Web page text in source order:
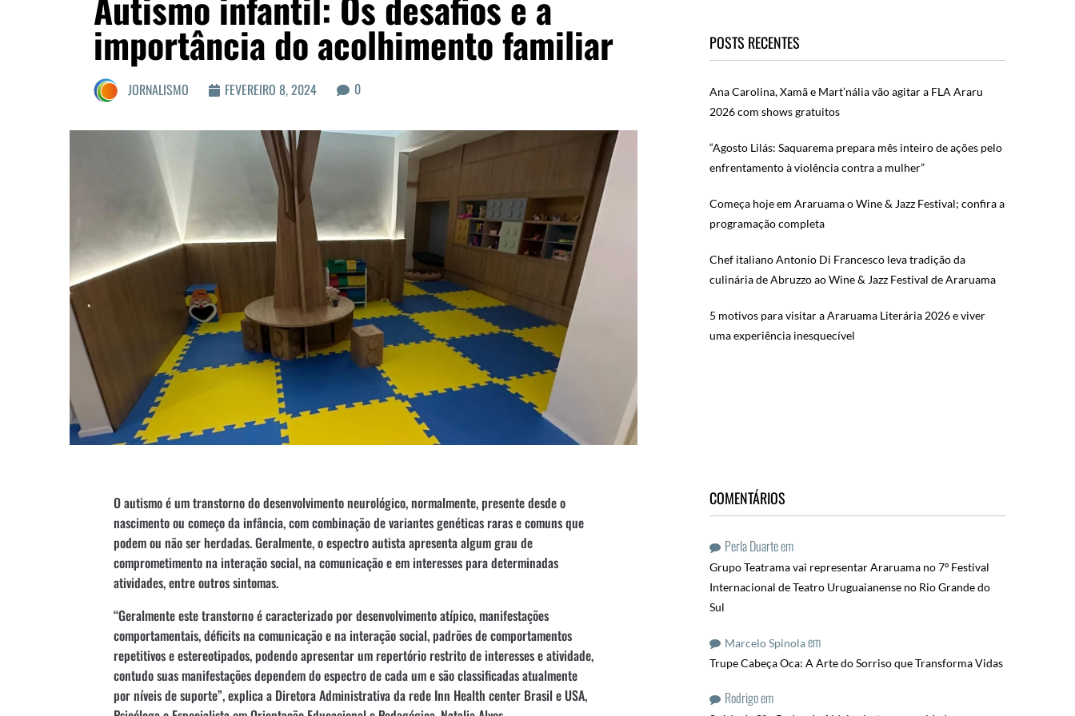
importância do acolhimento familiar
JORNALISMO FEVEREIRO 8, 2024 0
O autismo é um transtorno do desenvolvimento neurológico, normalmente, presente desde o
nascimento ou começo da infância, com combinação de variantes genéticas raras e comuns que
podem ou não ser herdadas. Geralmente, o espectro autista apresenta algum grau de
comprometimento na interação social, na comunicação e em interesses para determinadas
atividades, entre outros sintomas.
“Geralmente este transtorno é caracterizado por desenvolvimento atípico, manifestações
comportamentais, déficits na comunicação e na interação social, padrões de comportamentos
repetitivos e estereotipados, podendo apresentar um repertório restrito de interesses e atividade,
contudo suas manifestações dependem do espectro de cada um e são classificadas atualmente
por níveis de suporte”, explica a Diretora Administrativa da rede Inn Health center Brasil e USA,
POSTS RECENTES
Ana Carolina, Xamã e Mart’nália vão agitar a FLA Araru
2026 com shows gratuitos
“Agosto Lilás: Saquarema prepara mês inteiro de ações pelo
enfrentamento à violência contra a mulher”
Começa hoje em Araruama o Wine & Jazz Festival; confira a
programação completa
Chef italiano Antonio Di Francesco leva tradição da
culinária de Abruzzo ao Wine & Jazz Festival de Araruama
5 motivos para visitar a Araruama Literária 2026 e viver
uma experiência inesquecível
COMENTÁRIOS
Perla Duarteem
Grupo Teatrama vai representar Araruama no 7º Festival
Internacional de Teatro Uruguaianense no Rio Grande do
Sul
Marcelo Spinolaem
Trupe Cabeça Oca: A Arte do Sorriso que Transforma Vidas
Rodrigoem